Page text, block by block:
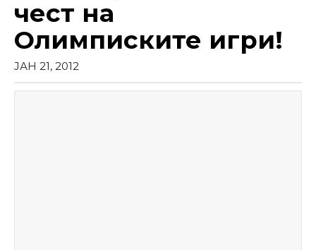
чест на
Олимписките игри!
ЈАН 21, 2012